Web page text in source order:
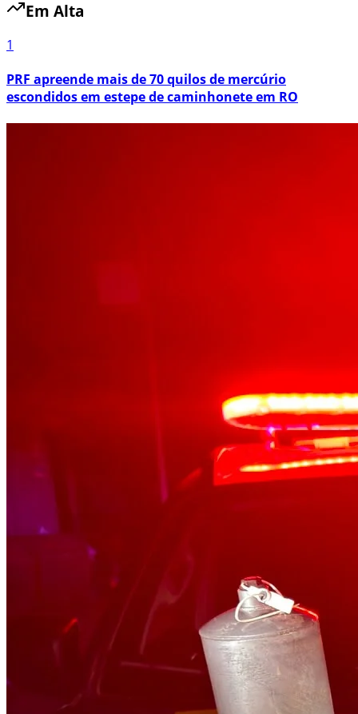
Em Alta
1
PRF apreende mais de 70 quilos de mercúrio
escondidos em estepe de caminhonete em RO